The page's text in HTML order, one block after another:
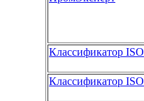
Классификатор ISO
Классификатор ISO